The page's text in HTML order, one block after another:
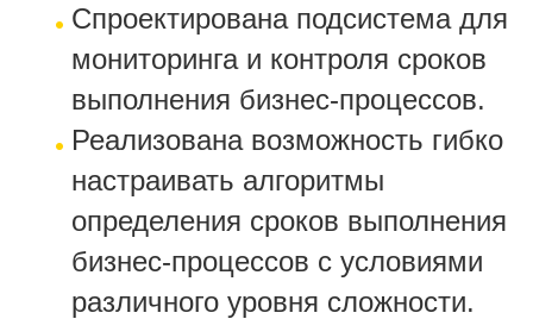
Спроектирована подсистема для
мониторинга и контроля сроков
выполнения бизнес-процессов.
Реализована возможность гибко
настраивать алгоритмы
определения сроков выполнения
бизнес-процессов с условиями
различного уровня сложности.